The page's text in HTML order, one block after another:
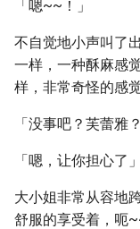
「嗯~~！」
不自觉地小声叫了
一样，一种酥麻感
样，非常奇怪的感
「没事吧？芙蕾雅？
「嗯，让你担心了」
大小姐非常从容地
舒服的享受着，呃